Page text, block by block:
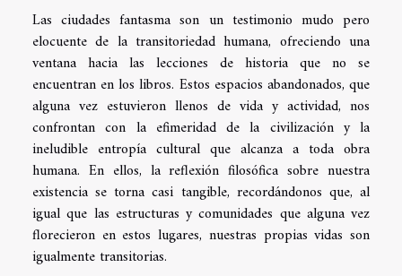
Las ciudades fantasma son un testimonio mudo pero
elocuente de la transitoriedad humana, ofreciendo una
ventana hacia las lecciones de historia que no se
encuentran en los libros. Estos espacios abandonados, que
alguna vez estuvieron llenos de vida y actividad, nos
confrontan con la efimeridad de la civilización y la
ineludible entropía cultural que alcanza a toda obra
humana. En ellos, la reflexión filosófica sobre nuestra
existencia se torna casi tangible, recordándonos que, al
igual que las estructuras y comunidades que alguna vez
florecieron en estos lugares, nuestras propias vidas son
igualmente transitorias.